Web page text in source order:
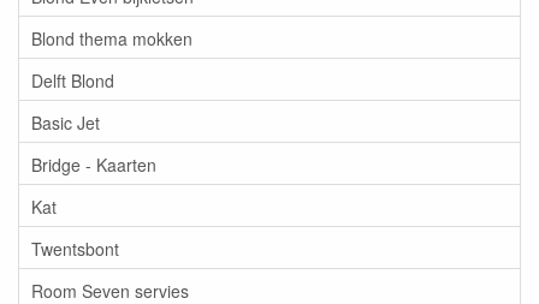
Blond thema mokken
Delft Blond
Basic Jet
Bridge - Kaarten
Kat
Twentsbont
Room Seven servies